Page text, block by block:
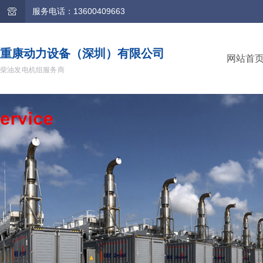
服务电话：13600409663
重康动力设备（深圳）有限公司
柴油发电机组服务商
网站首